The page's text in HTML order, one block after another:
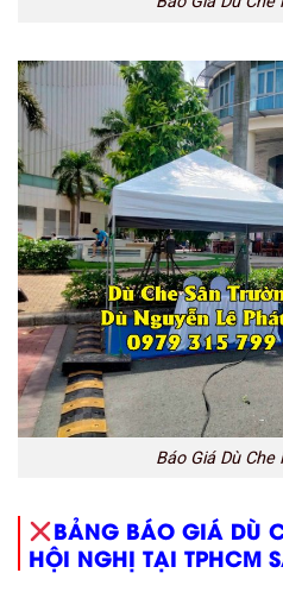
Báo Giá Dù Che
BẢNG BÁO GIÁ DÙ
HỘI NGHỊ TẠI TPHCM